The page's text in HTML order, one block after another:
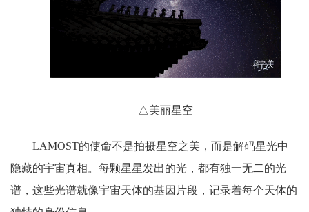
△美丽星空
LAMOST的使命不是拍摄星空之美，而是解码星光中
隐藏的宇宙真相。每颗星星发出的光，都有独一无二的光
谱，这些光谱就像宇宙天体的基因片段，记录着每个天体的